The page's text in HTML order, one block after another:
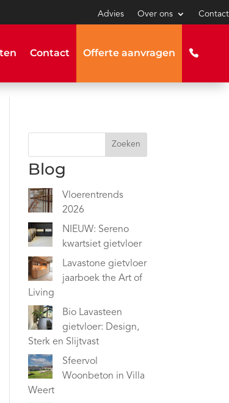
Advies Over ons Contact
Contact Offerte aanvragen
Zoeken
Blog
Vloerentrends
2026
NIEUW: Sereno
kwartsiet gietvloer
Lavastone gietvloer
jaarboek the Art of
Living
Bio Lavasteen
gietvloer: Design,
Sterk en Slijtvast
Sfeervol
Woonbeton in Villa
Weert